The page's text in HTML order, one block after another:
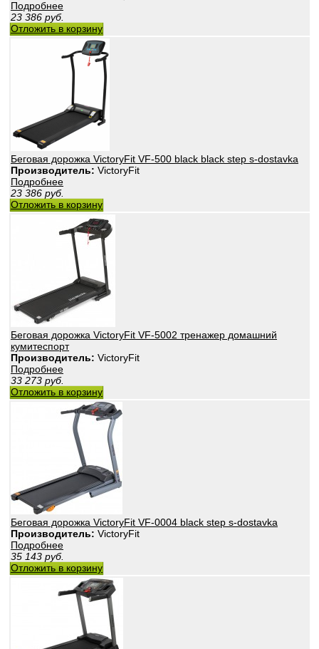
Подробнее
23 386 руб.
Отложить в корзину
Беговая дорожка VictoryFit VF-500 black black step s-dostavka
Производитель: VictoryFit
Подробнее
23 386 руб.
Отложить в корзину
Беговая дорожка VictoryFit VF-5002 тренажер домашний
кумитеспорт
Производитель: VictoryFit
Подробнее
33 273 руб.
Отложить в корзину
Беговая дорожка VictoryFit VF-0004 black step s-dostavka
Производитель: VictoryFit
Подробнее
35 143 руб.
Отложить в корзину